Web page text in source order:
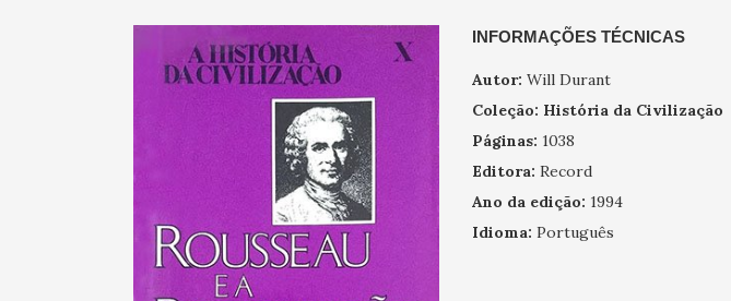
INFORMAÇÕES TÉCNICAS
Autor: Will Durant
Coleção: História da Civilização
Páginas: 1038
Editora: Record
Ano da edição: 1994
Idioma: Português